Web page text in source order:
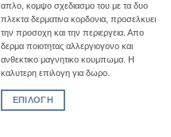
απλο, κομψο σχεδιασμο του με τα δυο
πλεκτα δερματινα κορδονια, προσελκυει
την προσοχη και την περιεργεια. Απο
δερμα ποιοτητας αλλεργιογονο και
ανθεκτικο μαγνητικο κουμπωμα. Η
καλυτερη επιλογη για δωρο.
ΕΠΙΛΟΓΉ